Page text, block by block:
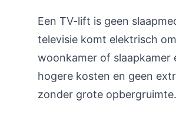
Een TV-lift is geen
televisie komt elektrisch
woonkamer of slaapkamer
hogere kosten en geen
zonder grote opbergruimte.